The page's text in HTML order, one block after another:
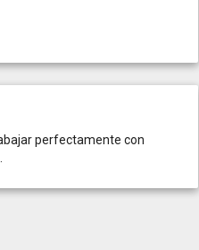
perfectamente con